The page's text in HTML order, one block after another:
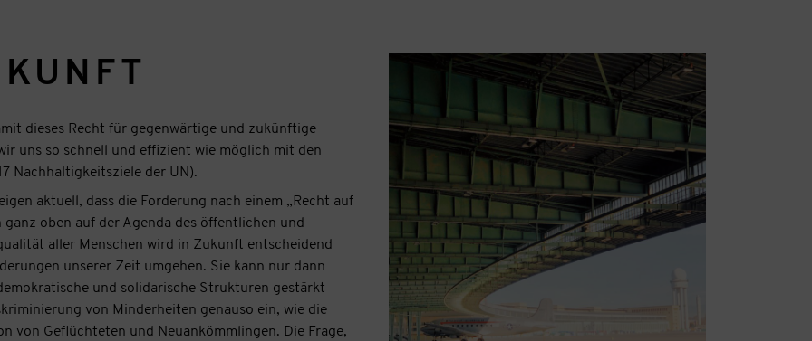
dieses Recht für gegenwärtige und zukünftige
uns so schnell und effizient wie möglich mit den
Nachhaltigkeitsziele der UN).
aktuell, dass die Forderung nach einem „Recht auf
oben auf der Agenda des öffentlichen und
aller Menschen wird in Zukunft entscheidend
unserer Zeit umgehen. Sie kann nur dann
und solidarische Strukturen gestärkt
von Minderheiten genauso ein, wie die
von Geflüchteten und Neuankömmlingen. Die Frage,